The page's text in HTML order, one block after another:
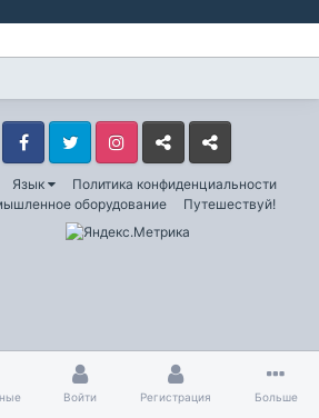
Язык
Политика конфиденциальности
оборудование Путешествуй!
FacebookTwitter InstagramLivejournalOdnoklassniki
Войти Регистрация Больше